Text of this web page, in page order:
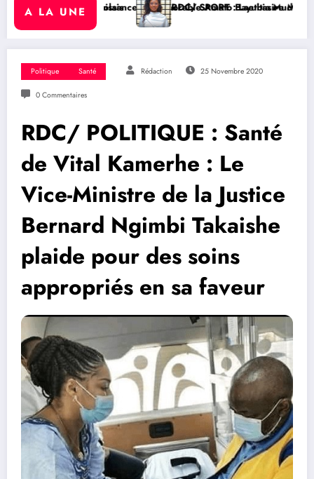
A LA UNE
à l’Honorable Amato Bayubasire Mirindi, un modèle de courage,
RDC/ SPORT : Laetitia Muderhwa nommée nouvelle
Politique Santé Rédaction 25 Novembre 2020
0 Commentaires
RDC/ POLITIQUE : Santé
de Vital Kamerhe : Le
Vice-Ministre de la Justice
Bernard Ngimbi Takaishe
plaide pour des soins
appropriés en sa faveur